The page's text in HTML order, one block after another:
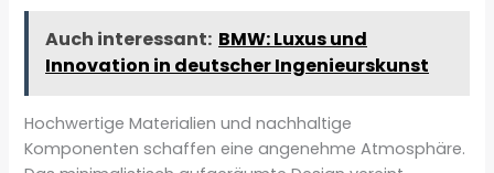
Auch interessant: BMW: Luxus und
Innovation in deutscher Ingenieurskunst
Hochwertige Materialien und nachhaltige
Komponenten schaffen eine angenehme Atmosphäre.